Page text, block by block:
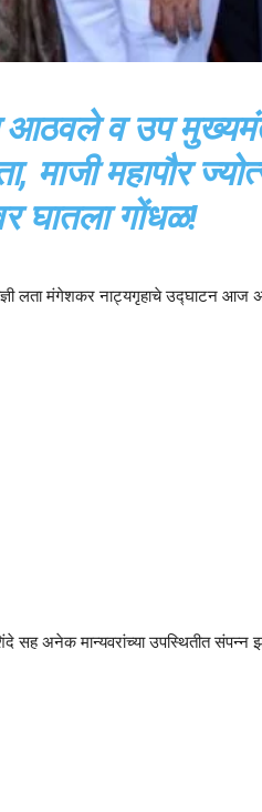
आठवले व उप
महापौर
घातला गोंधळ!
लता मंगेशकर नाट्यगृहाचे उद्घाटन
सह अनेक मान्यवरांच्या उपस्थितीत संपन्न